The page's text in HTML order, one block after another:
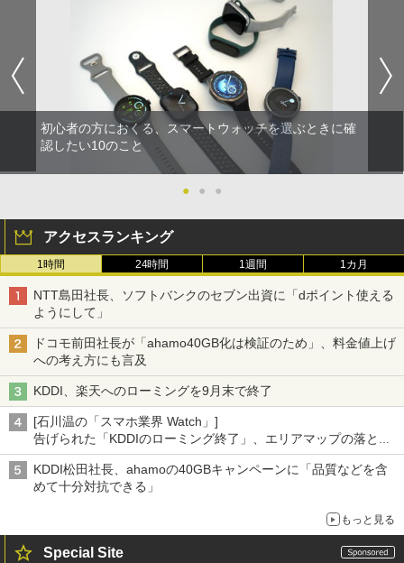
初心者の方におくる、スマートウォッチを選ぶときに確
認したい10のこと
● ● ●
アクセスランキング
1時間 24時間 1週間 1カ月
NTT島田社長、ソフトバンクのセブン出資に「dポイント使える
ようにして」
ドコモ前田社長が「ahamo40GB化は検証のため」、料金値上げ
への考え方にも言及
KDDI、楽天へのローミングを9月末で終了
[石川温の「スマホ業界 Watch」]
告げられた「KDDIのローミング終了」、エリアマップの落とし
穴と楽天モバイルの課題
KDDI松田社長、ahamoの40GBキャンペーンに「品質などを含
めて十分対抗できる」
もっと見る
Special Site